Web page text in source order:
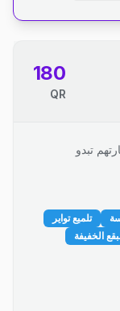
180
QR
تبدو
تلميع تواير
الخفيفة